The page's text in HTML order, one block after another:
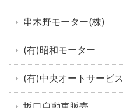
串木野モーター(株)
(有)昭和モーター
(有)中央オートサービス